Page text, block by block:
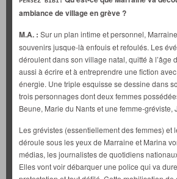
ambiance de village en grève ?
M.A. : Sur un plan intime et personnel,
souvenirs jusque-là enfouis et refoulés. Les
déroulent dans son village natal, quitté à l’âge
aussi à écrire et à entreprendre une fiction
énergie. Une triple esquisse se dessine dans
trois personnages dont deux femmes
Beune, Marie du Nants et une femme-gréviste,
Les grévistes (essentiellement des femmes) et
déroule sous les yeux de Marraine et Marina
médias, les journalistes de quotidiens
Elles vont voir débarquer une police qui va